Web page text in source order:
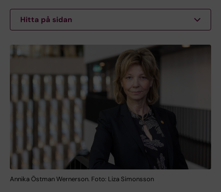
Hitta på sidan
Annika Östman Wernerson. Foto: Liza Simonsson